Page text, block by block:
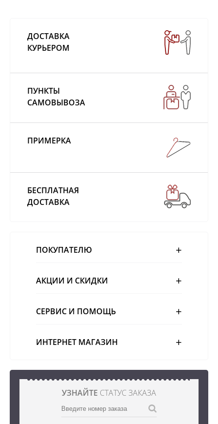
ДОСТАВКА
КУРЬЕРОМ
ПУНКТЫ
САМОВЫВОЗА
ПРИМЕРКА
БЕСПЛАТНАЯ
ДОСТАВКА
ПОКУПАТЕЛЮ
АКЦИИ И СКИДКИ
СЕРВИС И ПОМОЩЬ
ИНТЕРНЕТ МАГАЗИН
УЗНАЙТЕ СТАТУС ЗАКАЗА